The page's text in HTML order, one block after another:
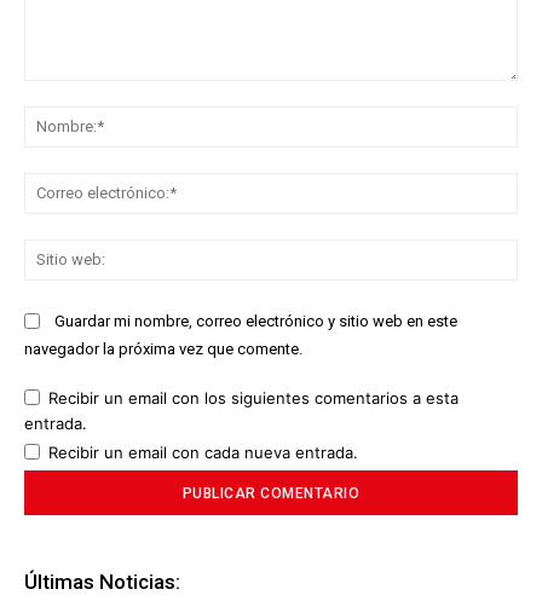
Guardar mi nombre, correo electrónico y sitio web en este
navegador la próxima vez que comente.
Recibir un email con los siguientes comentarios a esta
entrada.
Recibir un email con cada nueva entrada.
Últimas Noticias: